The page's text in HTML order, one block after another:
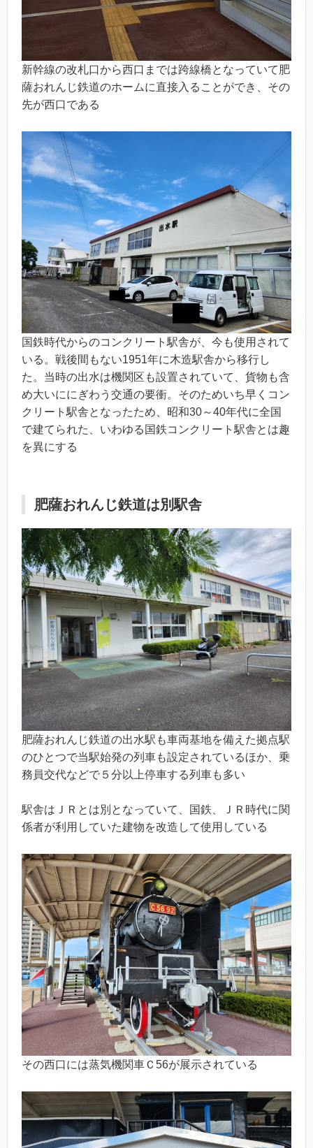
新幹線の改札口から西口までは跨線橋となっていて肥
薩おれんじ鉄道のホームに直接入ることができ、その
先が西口である
国鉄時代からのコンクリート駅舎が、今も使用されて
いる。戦後間もない1951年に木造駅舎から移行し
た。当時の出水は機関区も設置されていて、貨物も含
め大いににぎわう交通の要衝。そのためいち早くコン
クリート駅舎となったため、昭和30～40年代に全国
で建てられた、いわゆる国鉄コンクリート駅舎とは趣
を異にする
肥薩おれんじ鉄道は別駅舎
肥薩おれんじ鉄道の出水駅も車両基地を備えた拠点駅
のひとつで当駅始発の列車も設定されているほか、乗
務員交代などで５分以上停車する列車も多い
駅舎はＪＲとは別となっていて、国鉄、ＪＲ時代に関
係者が利用していた建物を改造して使用している
その西口には蒸気機関車Ｃ56が展示されている